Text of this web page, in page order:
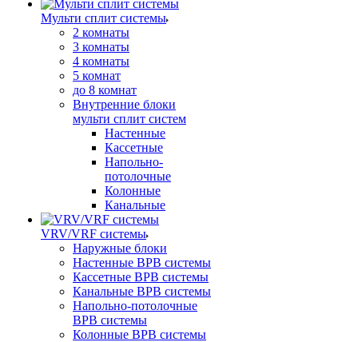
Мульти сплит системы
2 комнаты
3 комнаты
4 комнаты
5 комнат
до 8 комнат
Внутренние блоки
мульти сплит систем
Настенные
Кассетные
Напольно-
потолочные
Колонные
Канальные
VRV/VRF системы
Наружные блоки
Настенные ВРВ системы
Кассетные ВРВ системы
Канальные ВРВ системы
Напольно-потолочные
ВРВ системы
Колонные ВРВ системы